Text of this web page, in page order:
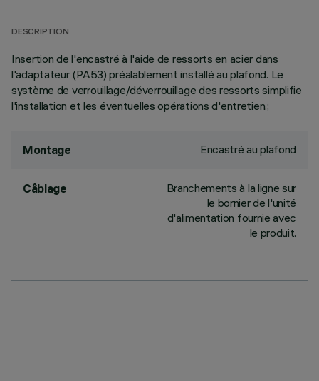
DESCRIPTION
Insertion de l'encastré à l'aide de ressorts en acier dans
l'adaptateur (PA53) préalablement installé au plafond. Le
système de verrouillage/déverrouillage des ressorts simplifie
l'installation et les éventuelles opérations d'entretien.;
Montage Encastré au plafond
Câblage
Branchements à la ligne sur
le bornier de l'unité
d'alimentation fournie avec
le produit.